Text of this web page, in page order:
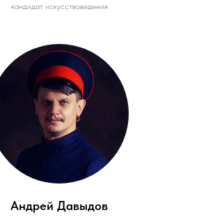
кандидат искусствоведения
Андрей Давыдов